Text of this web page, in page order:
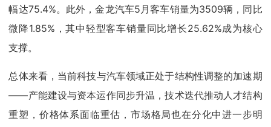
幅达75.4%。此外，金龙汽车5月客车销量为3509辆，同比
微降1.85%，其中轻型客车销量同比增长25.62%成为核心
支撑。
总体来看，当前科技与汽车领域正处于结构性调整的加速期
——产能建设与资本运作同步升温，技术迭代推动人才结构
重塑，价格体系面临重估，市场格局也在分化中进一步明